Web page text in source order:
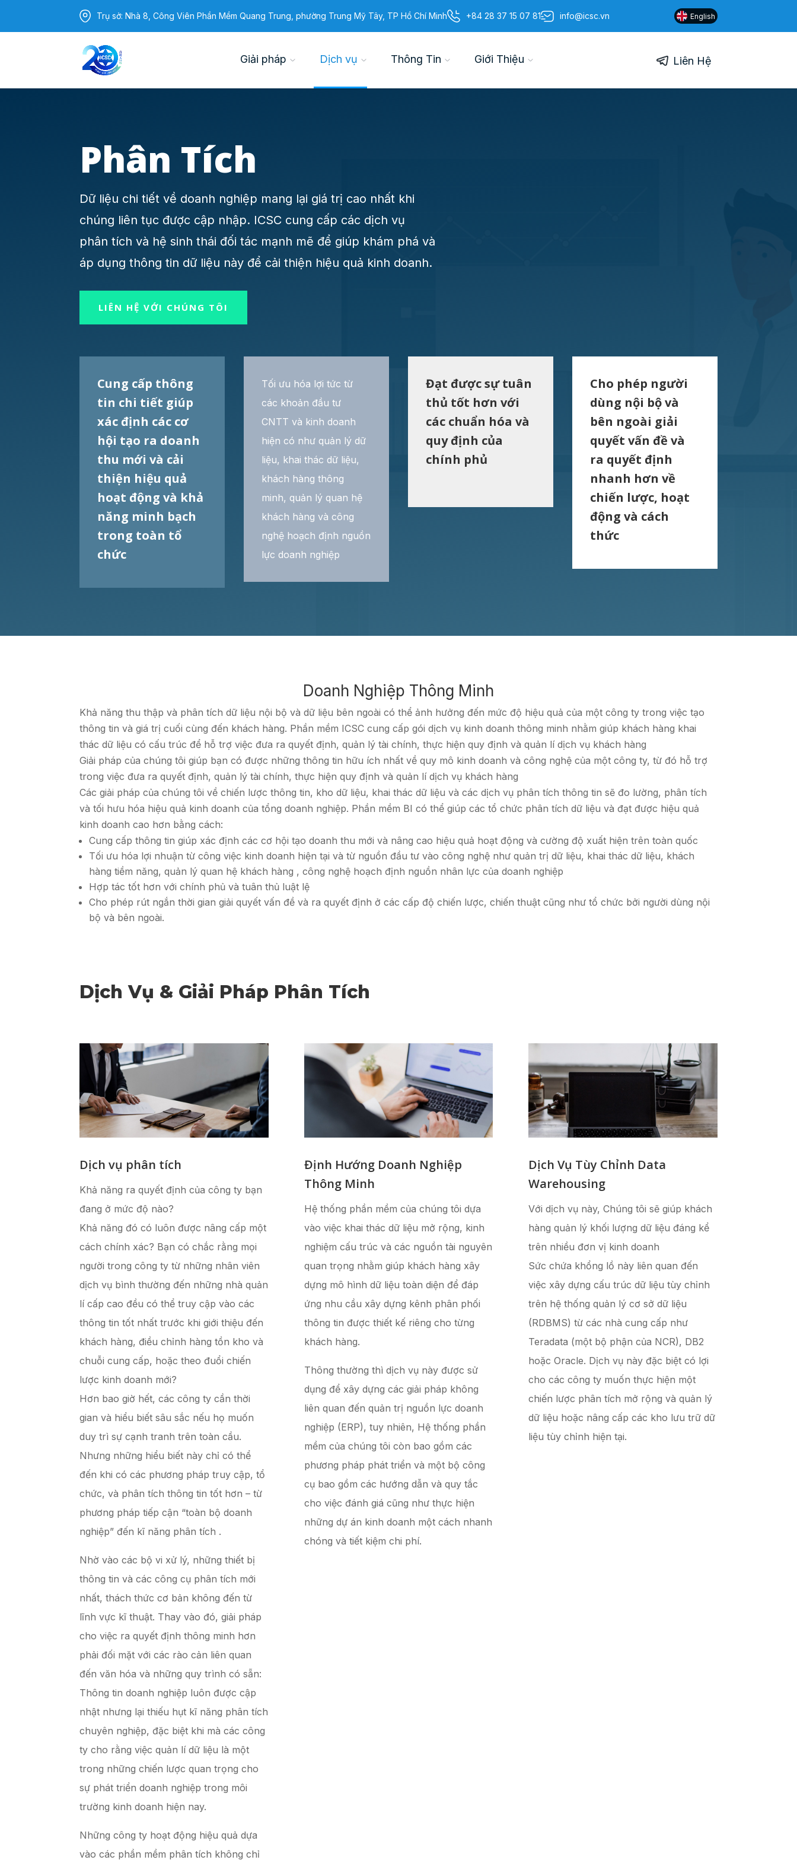
Trụ sở: Nhà 8, Công Viên Phần Mềm Quang Trung, phường Trung Mỹ Tây, TP Hồ Chí Minh +84 28 37 15 07 81 info@icsc.vn English
Giải pháp Dịch vụ Thông Tin Giới Thiệu Liên Hệ
Phân Tích
Dữ liệu chi tiết về doanh nghiệp mang lại giá trị cao nhất khi
chúng liên tục được cập nhập. ICSC cung cấp các dịch vụ
phân tích và hệ sinh thái đối tác mạnh mẽ để giúp khám phá và
áp dụng thông tin dữ liệu này để cải thiện hiệu quả kinh doanh.
LIÊN HỆ VỚI CHÚNG TÔI
Cung cấp thông
tin chi tiết giúp
xác định các cơ
hội tạo ra doanh
thu mới và cải
thiện hiệu quả
hoạt động và khả
năng minh bạch
trong toàn tổ
chức
Tối ưu hóa lợi tức từ
các khoản đầu tư
CNTT và kinh doanh
hiện có như quản lý dữ
liệu, khai thác dữ liệu,
khách hàng thông
minh, quản lý quan hệ
khách hàng và công
nghệ hoạch định nguồn
lực doanh nghiệp
Đạt được sự tuân
thủ tốt hơn với
các chuẩn hóa và
quy định của
chính phủ
Cho phép người
dùng nội bộ và
bên ngoài giải
quyết vấn đề và
ra quyết định
nhanh hơn về
chiến lược, hoạt
động và cách
thức
Doanh Nghiệp Thông Minh
Khả năng thu thập và phân tích dữ liệu nội bộ và dữ liệu bên ngoài có thể ảnh hưởng đến mức độ hiệu quả của một công ty trong việc tạo
thông tin và giá trị cuối cùng đến khách hàng. Phần mềm ICSC cung cấp gói dịch vụ kinh doanh thông minh nhằm giúp khách hàng khai
thác dữ liệu có cấu trúc để hỗ trợ việc đưa ra quyết định, quản lý tài chính, thực hiện quy định và quản lí dịch vụ khách hàng
Giải pháp của chúng tôi giúp bạn có được những thông tin hữu ích nhất về quy mô kinh doanh và công nghệ của một công ty, từ đó hỗ trợ
trong việc đưa ra quyết định, quản lý tài chính, thực hiện quy định và quản lí dịch vụ khách hàng
Các giải pháp của chúng tôi về chiến lược thông tin, kho dữ liệu, khai thác dữ liệu và các dịch vụ phân tích thông tin sẽ đo lường, phân tích
và tối hưu hóa hiệu quả kinh doanh của tổng doanh nghiệp. Phần mềm BI có thể giúp các tổ chức phân tích dữ liệu và đạt được hiệu quả
kinh doanh cao hơn bằng cách:
Cung cấp thông tin giúp xác định các cơ hội tạo doanh thu mới và nâng cao hiệu quả hoạt động và cường độ xuất hiện trên toàn quốc
Tối ưu hóa lợi nhuận từ công việc kinh doanh hiện tại và từ nguồn đầu tư vào công nghệ như quản trị dữ liệu, khai thác dữ liệu, khách
hàng tiềm năng, quản lý quan hệ khách hàng , công nghệ hoạch định nguồn nhân lực của doanh nghiệp
Hợp tác tốt hơn với chính phủ và tuân thủ luật lệ
Cho phép rút ngắn thời gian giải quyết vấn đề và ra quyết định ở các cấp độ chiến lược, chiến thuật cũng như tổ chức bởi người dùng nội
bộ và bên ngoài.
Dịch Vụ & Giải Pháp Phân Tích
Dịch vụ phân tích
Khả năng ra quyết định của công ty bạn
đang ở mức độ nào?
Khả năng đó có luôn được nâng cấp một
cách chính xác? Bạn có chắc rằng mọi
người trong công ty từ những nhân viên
dịch vụ bình thường đến những nhà quản
lí cấp cao đều có thể truy cập vào các
thông tin tốt nhất trước khi giới thiệu đến
khách hàng, điều chỉnh hàng tồn kho và
chuỗi cung cấp, hoặc theo đuổi chiến
lược kinh doanh mới?
Hơn bao giờ hết, các công ty cần thời
gian và hiểu biết sâu sắc nếu họ muốn
duy trì sự cạnh tranh trên toàn cầu.
Nhưng những hiểu biết này chỉ có thể
đến khi có các phương pháp truy cập, tổ
chức, và phân tích thông tin tốt hơn – từ
phương pháp tiếp cận “toàn bộ doanh
nghiệp” đến kĩ năng phân tích .
Nhờ vào các bộ vi xử lý, những thiết bị
thông tin và các công cụ phân tích mới
nhất, thách thức cơ bản không đến từ
lĩnh vực kĩ thuật. Thay vào đó, giải pháp
cho việc ra quyết định thông minh hơn
phải đối mặt với các rào cản liên quan
đến văn hóa và những quy trình có sẵn:
Thông tin doanh nghiệp luôn được cập
nhật nhưng lại thiếu hụt kĩ năng phân tích
chuyên nghiệp, đặc biệt khi mà các công
ty cho rằng việc quản lí dữ liệu là một
trong những chiến lược quan trọng cho
sự phát triển doanh nghiệp trong môi
trường kinh doanh hiện nay.
Những công ty hoạt động hiệu quả dựa
vào các phần mềm phân tích không chỉ
Định Hướng Doanh Nghiệp
Thông Minh
Hệ thống phần mềm của chúng tôi dựa
vào việc khai thác dữ liệu mở rộng, kinh
nghiệm cấu trúc và các nguồn tài nguyên
quan trọng nhằm giúp khách hàng xây
dựng mô hình dữ liệu toàn diện để đáp
ứng nhu cầu xây dựng kênh phân phối
thông tin được thiết kế riêng cho từng
khách hàng.
Thông thường thì dịch vụ này được sử
dụng để xây dựng các giải pháp không
liên quan đến quản trị nguồn lực doanh
nghiệp (ERP), tuy nhiên, Hệ thống phần
mềm của chúng tôi còn bao gồm các
phương pháp phát triển và một bộ công
cụ bao gồm các hướng dẫn và quy tắc
cho việc đánh giá cũng như thực hiện
những dự án kinh doanh một cách nhanh
chóng và tiết kiệm chi phí.
Dịch Vụ Tùy Chỉnh Data
Warehousing
Với dịch vụ này, Chúng tôi sẽ giúp khách
hàng quản lý khối lượng dữ liệu đáng kể
trên nhiều đơn vị kinh doanh
Sức chứa khổng lồ này liên quan đến
việc xây dựng cấu trúc dữ liệu tùy chỉnh
trên hệ thống quản lý cơ sở dữ liệu
(RDBMS) từ các nhà cung cấp như
Teradata (một bộ phận của NCR), DB2
hoặc Oracle. Dịch vụ này đặc biệt có lợi
cho các công ty muốn thực hiện một
chiến lược phân tích mở rộng và quản lý
dữ liệu hoặc nâng cấp các kho lưu trữ dữ
liệu tùy chỉnh hiện tại.